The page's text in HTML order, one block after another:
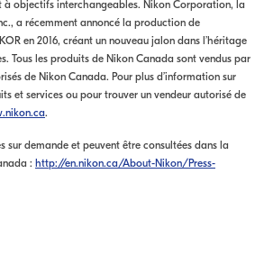
à objectifs interchangeables. Nikon Corporation, la
a récemment annoncé la production de
en 2016, créant un nouveau jalon dans l’héritage
Tous les produits de Nikon Canada sont vendus par
de Nikon Canada. Pour plus d’information sur
et services ou pour trouver un vendeur autorisé de
.
sur demande et peuvent être consultées dans la
: http://en.nikon.ca/About-Nikon/Press-